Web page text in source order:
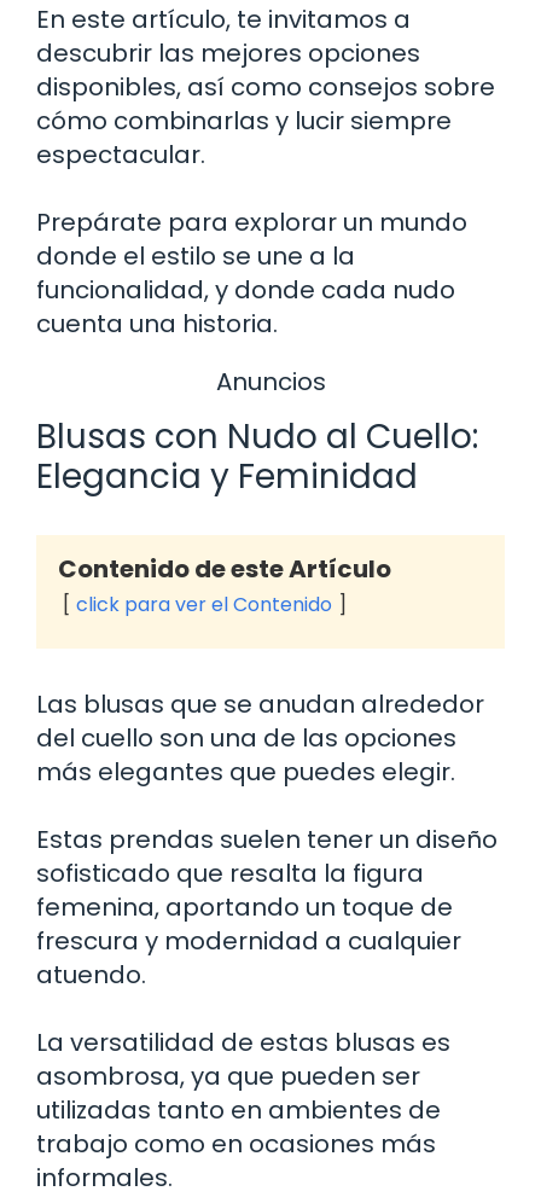
En este artículo, te invitamos a
descubrir las mejores opciones
disponibles, así como consejos sobre
cómo combinarlas y lucir siempre
espectacular.
Prepárate para explorar un mundo
donde el estilo se une a la
funcionalidad, y donde cada nudo
cuenta una historia.
Anuncios
Blusas con Nudo al Cuello:
Elegancia y Feminidad
Contenido de este Artículo
click para ver el Contenido
Las blusas que se anudan alrededor
del cuello son una de las opciones
más elegantes que puedes elegir.
Estas prendas suelen tener un diseño
sofisticado que resalta la figura
femenina, aportando un toque de
frescura y modernidad a cualquier
atuendo.
La versatilidad de estas blusas es
asombrosa, ya que pueden ser
utilizadas tanto en ambientes de
trabajo como en ocasiones más
informales.